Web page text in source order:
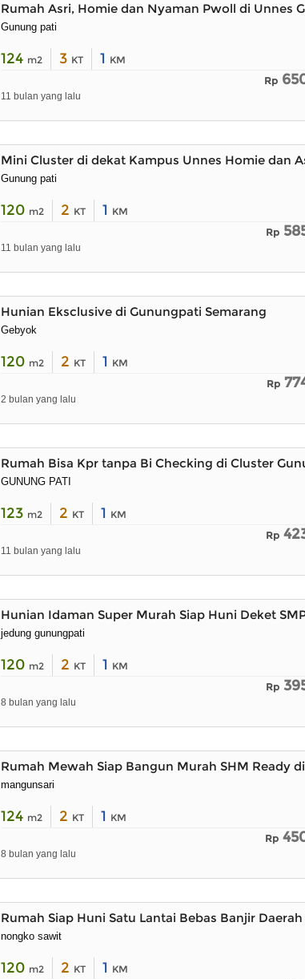
Rumah Asri, Homie dan Nyaman Pwoll di Unnes
Gunung pati
124 m2 3 KT 1 KM
Rp
11 bulan yang lalu
Mini Cluster di dekat Kampus Unnes Homie dan
Gunung pati
120 m2 2 KT 1 KM
Rp
11 bulan yang lalu
Hunian Eksclusive di Gunungpati Semarang
Gebyok
120 m2 2 KT 1 KM
Rp
2 bulan yang lalu
Rumah Bisa Kpr tanpa Bi Checking di Cluster
GUNUNG PATI
123 m2 2 KT 1 KM
Rp
11 bulan yang lalu
Hunian Idaman Super Murah Siap Huni Deket
jedung gunungpati
120 m2 2 KT 1 KM
Rp
8 bulan yang lalu
Rumah Mewah Siap Bangun Murah SHM Ready
mangunsari
124 m2 2 KT 1 KM
Rp
8 bulan yang lalu
Rumah Siap Huni Satu Lantai Bebas Banjir Daerah
nongko sawit
120 m2 2 KT 1 KM